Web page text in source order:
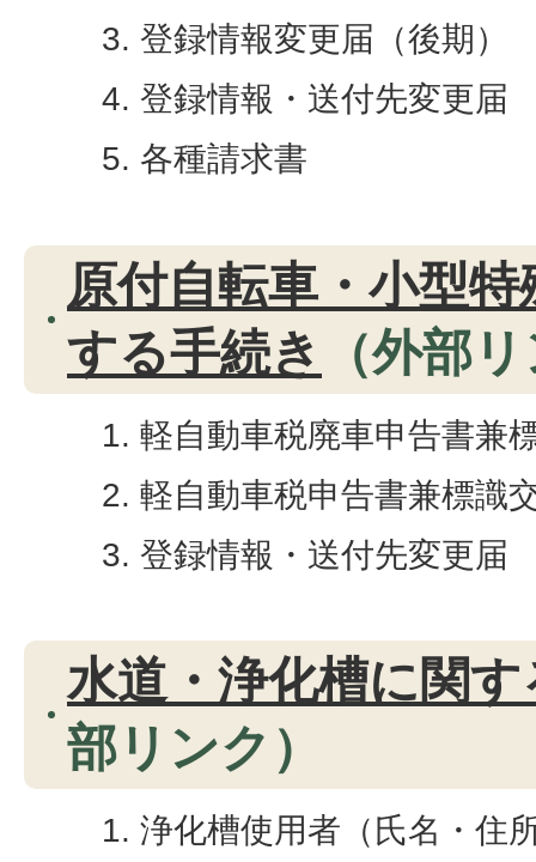
登録情報変更届（後期）
登録情報・送付先変更届
各種請求書
原付自転車・小型
する手続き
（外部
軽自動車税廃車申告書兼
軽自動車税申告書兼標識
登録情報・送付先変更届
水道・浄化槽に関
部リンク）
浄化槽使用者（氏名・住